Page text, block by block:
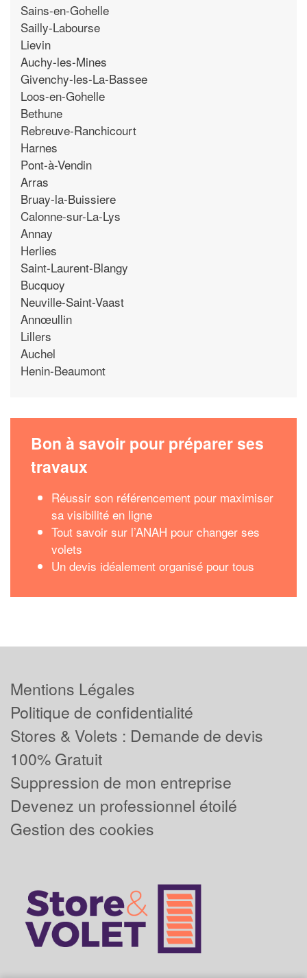
Sains-en-Gohelle
Sailly-Labourse
Lievin
Auchy-les-Mines
Givenchy-les-La-Bassee
Loos-en-Gohelle
Bethune
Rebreuve-Ranchicourt
Harnes
Pont-à-Vendin
Arras
Bruay-la-Buissiere
Calonne-sur-La-Lys
Annay
Herlies
Saint-Laurent-Blangy
Bucquoy
Neuville-Saint-Vaast
Annœullin
Lillers
Auchel
Henin-Beaumont
Bon à savoir pour préparer ses
travaux
Réussir son référencement pour maximiser
sa visibilité en ligne
Tout savoir sur l’ANAH pour changer ses
volets
Un devis idéalement organisé pour tous
Mentions Légales
Politique de confidentialité
Stores & Volets : Demande de devis
100% Gratuit
Suppression de mon entreprise
Devenez un professionnel étoilé
Gestion des cookies